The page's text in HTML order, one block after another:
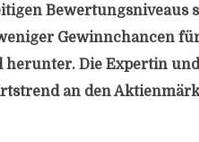
Bewertungsniveaus
Gewinnchancen
Die Expertin
an den